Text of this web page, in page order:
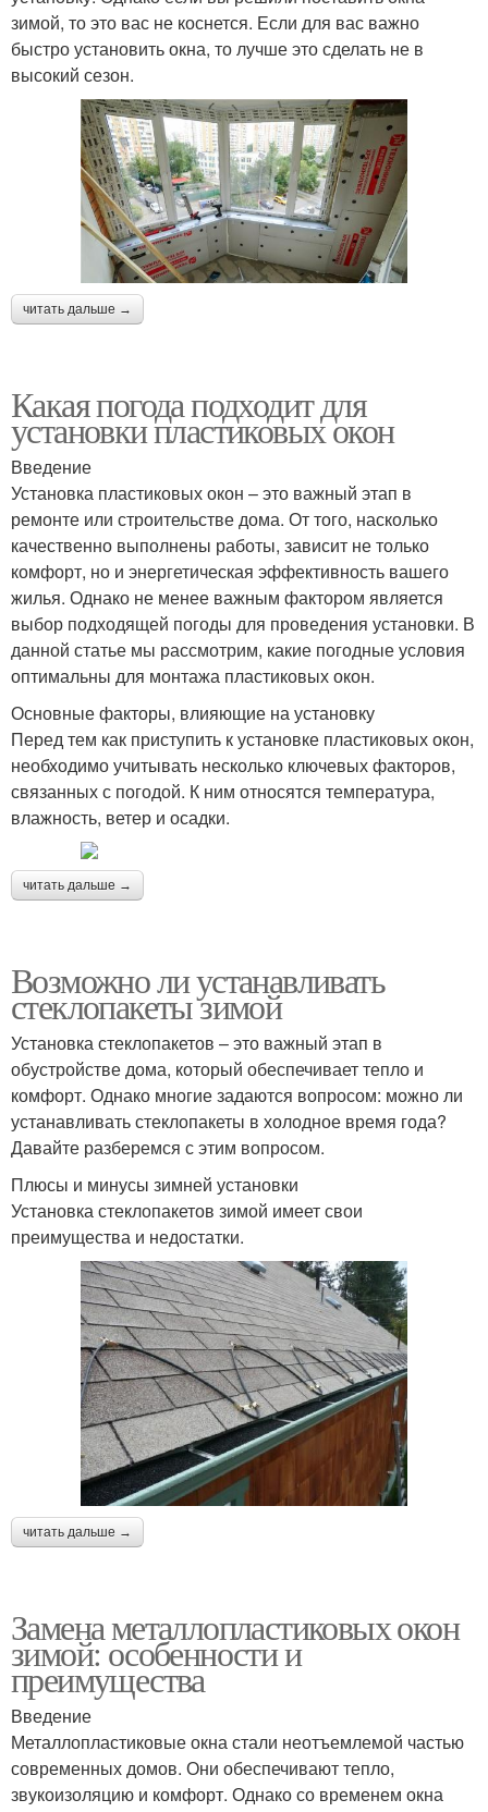
зимой, то это вас не коснется. Если для вас важно
быстро установить окна, то лучше это сделать не в
высокий сезон.
читать дальше →
Какая погода подходит для
установки пластиковых окон
Введение
Установка пластиковых окон – это важный этап в
ремонте или строительстве дома. От того, насколько
качественно выполнены работы, зависит не только
комфорт, но и энергетическая эффективность вашего
жилья. Однако не менее важным фактором является
выбор подходящей погоды для проведения установки. В
данной статье мы рассмотрим, какие погодные условия
оптимальны для монтажа пластиковых окон.
Основные факторы, влияющие на установку
Перед тем как приступить к установке пластиковых окон,
необходимо учитывать несколько ключевых факторов,
связанных с погодой. К ним относятся температура,
влажность, ветер и осадки.
читать дальше →
Возможно ли устанавливать
стеклопакеты зимой
Установка стеклопакетов – это важный этап в
обустройстве дома, который обеспечивает тепло и
комфорт. Однако многие задаются вопросом: можно ли
устанавливать стеклопакеты в холодное время года?
Давайте разберемся с этим вопросом.
Плюсы и минусы зимней установки
Установка стеклопакетов зимой имеет свои
преимущества и недостатки.
читать дальше →
Замена металлопластиковых окон
зимой: особенности и
преимущества
Введение
Металлопластиковые окна стали неотъемлемой частью
современных домов. Они обеспечивают тепло,
звукоизоляцию и комфорт. Однако со временем окна